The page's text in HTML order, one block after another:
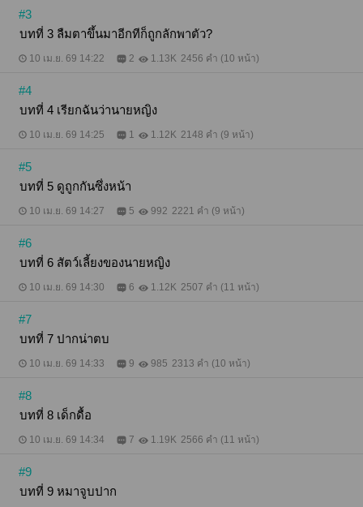
พิเศษ 1 ตอน (เฉพาะในเล่ม)
รักกว่านะคะ
#3
บทที่ 3 ลืมตาขึ้นมาอีกทีก็ถูกลักพาตัว?
10 เม.ย. 69 14:22 2 1.13K 2456 คำ (10 หน้า)
#4
บทที่ 4 เรียกฉันว่านายหญิง
10 เม.ย. 69 14:25 1 1.12K 2148 คำ (9 หน้า)
#5
บทที่ 5 ดูถูกกันซึ่งหน้า
10 เม.ย. 69 14:27 5 992 2221 คำ (9 หน้า)
#6
บทที่ 6 สัตว์เลี้ยงของนายหญิง
10 เม.ย. 69 14:30 6 1.12K 2507 คำ (11 หน้า)
#7
บทที่ 7 ปากน่าตบ
10 เม.ย. 69 14:33 9 985 2313 คำ (10 หน้า)
#8
บทที่ 8 เด็กดื้อ
10 เม.ย. 69 14:34 7 1.19K 2566 คำ (11 หน้า)
#9
บทที่ 9 หมาจูบปาก